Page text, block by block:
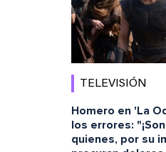
TELEVISIÓN
Homero en 'La
los errores:
quienes, por su